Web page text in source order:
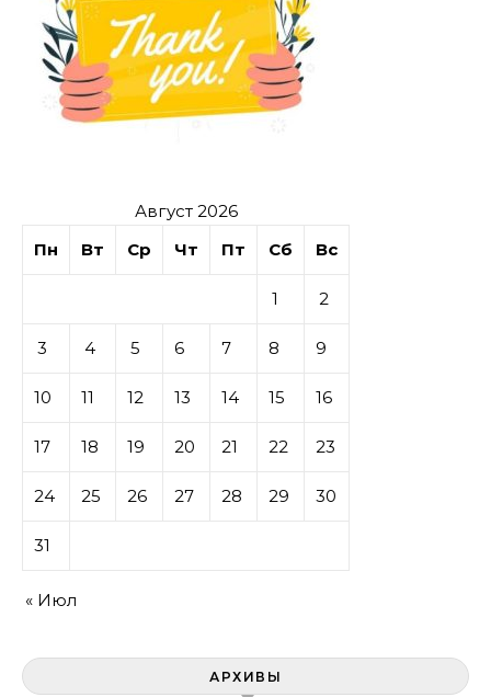
Август 2026
Пн
Вт Ср Чт Пт Сб Вс
1 2
3 4 5 6 7 8 9
10 11 12 13 14 15 16
17 18 19 20 21 22 23
24 25 26 27 28 29 30
31
« Июл
АРХИВЫ